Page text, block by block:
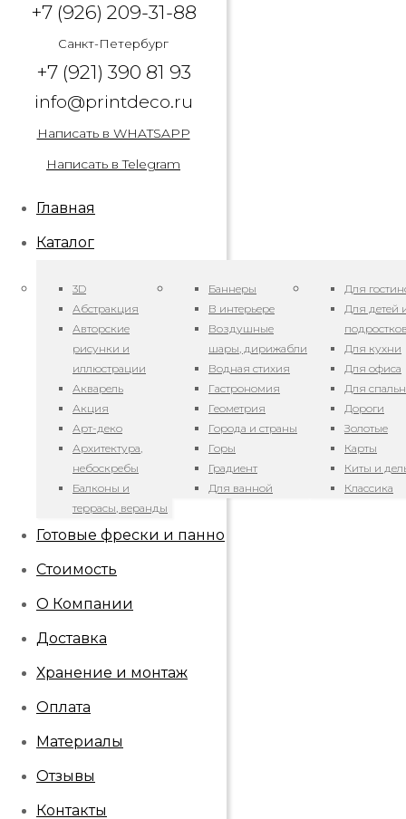
+7 (926) 209-31-88
Санкт-Петербург
+7 (921) 390 81 93
info@printdeco.ru
Написать в WHATSAPP
Написать в Telegram
Главная
Каталог
3D
Абстракция
Авторские
рисунки и
иллюстрации
Акварель
Акция
Арт-деко
Архитектура,
небоскребы
Балконы и
террасы, веранды
Баннеры
В интерьере
Воздушные
шары, дирижабли
Водная стихия
Гастрономия
Геометрия
Города и страны
Горы
Градиент
Для ванной
Для
Для детей
Для кухни
Для офиса
Для
Дороги
Золотые
Карты
Киты и
Классика
Готовые фрески и панно
Стоимость
О Компании
Доставка
Хранение и монтаж
Оплата
Материалы
Отзывы
Контакты
Арт. Iines
₽2 300 18 000